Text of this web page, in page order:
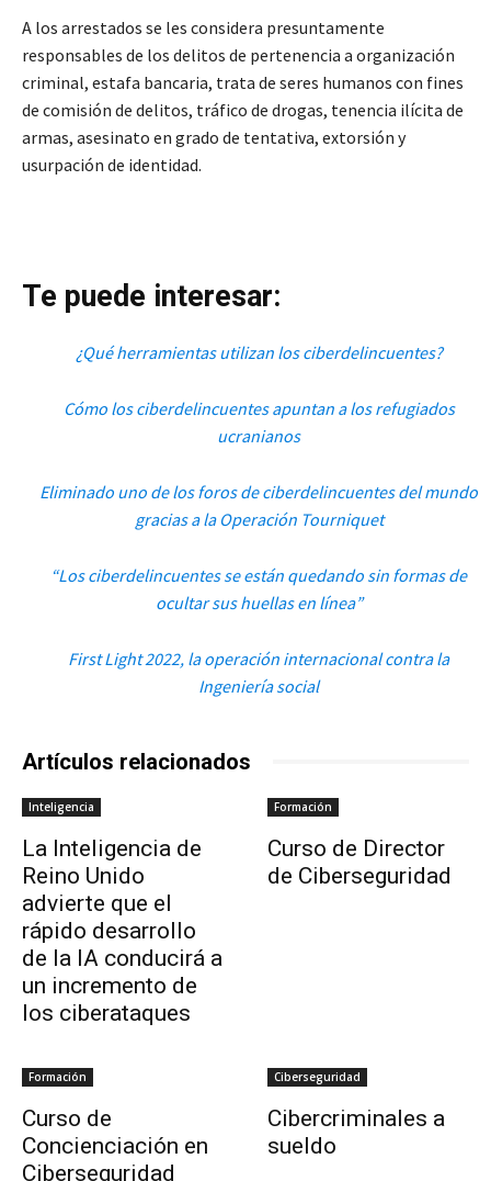
A los arrestados se les considera presuntamente
responsables de los delitos de pertenencia a organización
criminal, estafa bancaria, trata de seres humanos con fines
de comisión de delitos, tráfico de drogas, tenencia ilícita de
armas, asesinato en grado de tentativa, extorsión y
usurpación de identidad.
Te puede interesar:
¿Qué herramientas utilizan los ciberdelincuentes?
Cómo los ciberdelincuentes apuntan a los refugiados
ucranianos
Eliminado uno de los foros de ciberdelincuentes del mundo
gracias a la Operación Tourniquet
“Los ciberdelincuentes se están quedando sin formas de
ocultar sus huellas en línea”
First Light 2022, la operación internacional contra la
Ingeniería social
Artículos relacionados
Inteligencia
La Inteligencia de
Reino Unido
advierte que el
rápido desarrollo
de la IA conducirá a
un incremento de
los ciberataques
Formación
Curso de Director
de Ciberseguridad
Formación
Curso de
Concienciación en
Ciberseguridad
Ciberseguridad
Cibercriminales a
sueldo